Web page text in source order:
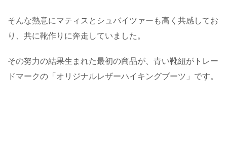
そんな熱意にマティスとシュバイツァーも高く共感してお
り、共に靴作りに奔走していました。
その努力の結果生まれた最初の商品が、青い靴紐がトレー
ドマークの「オリジナルレザーハイキングブーツ」です。